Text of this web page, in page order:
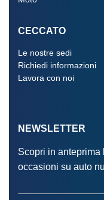
CECCATO
Le nostre sedi
Richiedi informazioni
Lavora con noi
NEWSLETTER
Scopri in
occasioni su auto